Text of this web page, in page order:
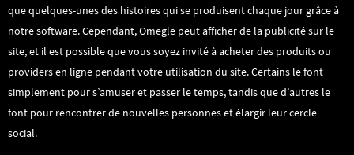
que quelques-unes des histoires qui se produisent chaque jour grâce à
notre software. Cependant, Omegle peut afficher de la publicité sur le
site, et il est possible que vous soyez invité à acheter des produits ou
providers en ligne pendant votre utilisation du site. Certains le font
simplement pour s’amuser et passer le temps, tandis que d’autres le
font pour rencontrer de nouvelles personnes et élargir leur cercle
social.